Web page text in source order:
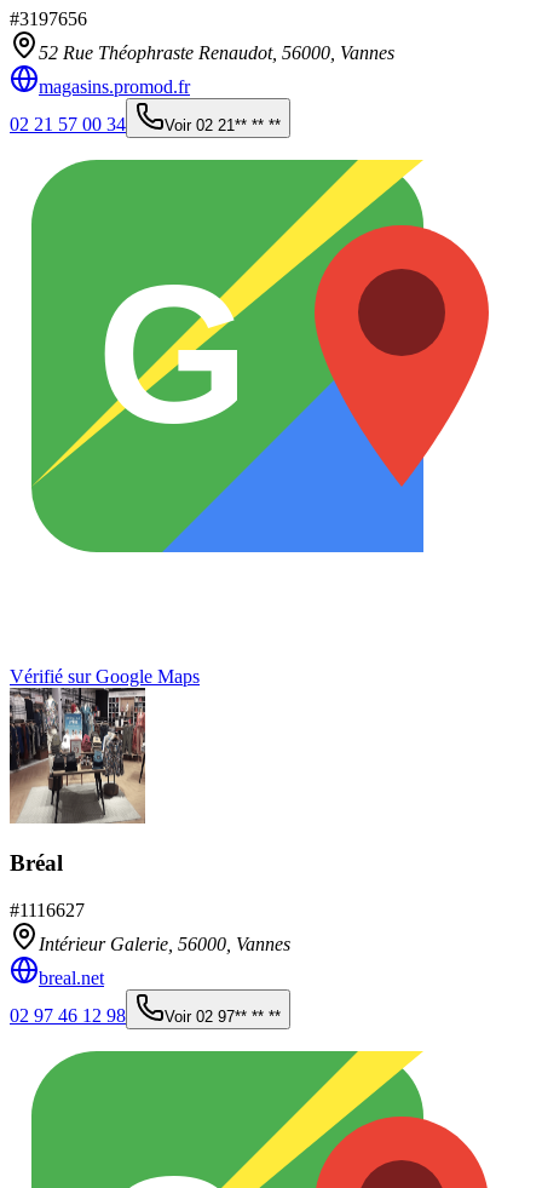
#3197656
52 Rue Théophraste Renaudot, 56000 Vannes
magasins.promod.fr
02 21 57 00 34
Voir 02 21** ** **
G
Vérifié sur Google Maps
Bréal
#1116627
Intérieur Galerie, 56000 Vannes
breal.net
02 97 46 12 98
Voir 02 97** ** **